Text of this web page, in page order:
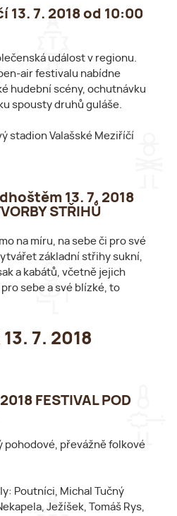
13. 7. 2018 od 10:00
událost v regionu.
air festivalu nabídne
hudební scény, ochutnávku
spousty druhů guláše.
stadion Valašské Meziříčí
13. 7. 2018
STŘIHŮ
na míru, na sebe či pro své
základní střihy sukní,
a kabátů, včetně jejich
sebe a své blízké, to
13. 7. 2018
FESTIVAL POD
pohodové, převážně folkové
Poutníci, Michal Tučný
Ježíšek, Tomáš Rys,